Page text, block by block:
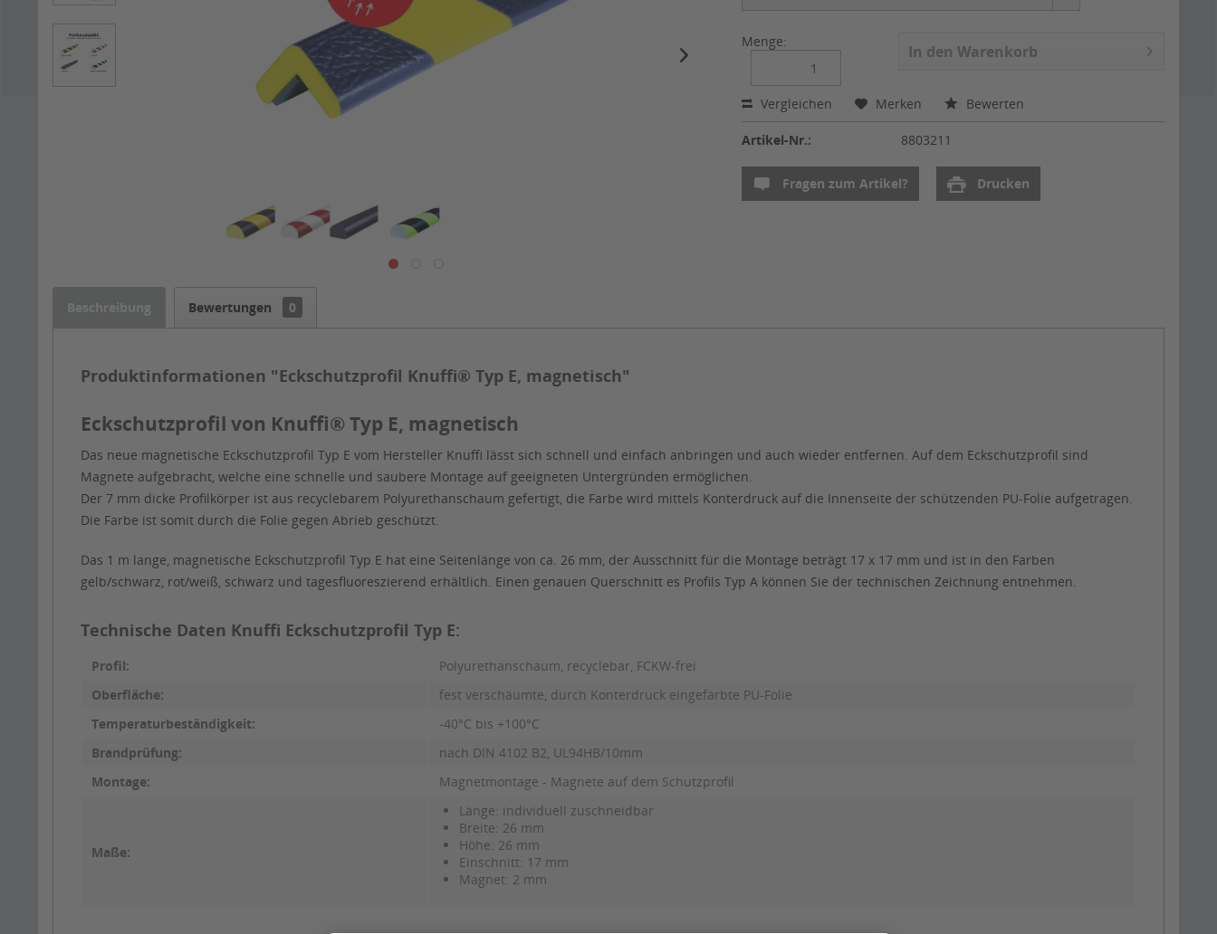
Menge:
In den Warenkorb
Vergleichen Merken Bewerten
Artikel-Nr.: 8803211
Fragen zum Artikel? Drucken
Beschreibung Bewertungen 0
Produktinformationen "Eckschutzprofil Knuffi® Typ E, magnetisch"
Eckschutzprofil von Knuffi® Typ E, magnetisch
Das neue magnetische Eckschutzprofil Typ E vom Hersteller Knuffi lässt sich schnell und einfach anbringen und auch wieder entfernen. Auf dem Eckschutzprofil sind
Magnete aufgebracht, welche eine schnelle und saubere Montage auf geeigneten Untergründen ermöglichen.
Der 7 mm dicke Profilkörper ist aus recyclebarem Polyurethanschaum gefertigt, die Farbe wird mittels Konterdruck auf die Innenseite der schützenden PU-Folie aufgetragen.
Die Farbe ist somit durch die Folie gegen Abrieb geschützt.
Das 1 m lange, magnetische Eckschutzprofil Typ E hat eine Seitenlänge von ca. 26 mm, der Ausschnitt für die Montage beträgt 17 x 17 mm und ist in den Farben
gelb/schwarz, rot/weiß, schwarz und tagesfluoreszierend erhältlich. Einen genauen Querschnitt es Profils Typ A können Sie der technischen Zeichnung entnehmen.
Technische Daten Knuffi Eckschutzprofil Typ E:
Profil:
Polyurethanschaum, recyclebar, FCKW-frei
Oberfläche:
fest verschäumte, durch Konterdruck eingefärbte PU-Folie
Temperaturbeständigkeit:
-40°C bis +100°C
Brandprüfung:
nach DIN 4102 B2, UL94HB/10mm
Montage:
Magnetmontage - Magnete auf dem Schutzprofil
Maße:
Länge: individuell zuschneidbar
Breite: 26 mm
Höhe: 26 mm
Einschnitt: 17 mm
Magnet: 2 mm